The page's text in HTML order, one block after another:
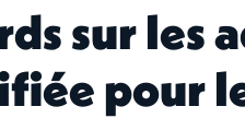
sur les
pour